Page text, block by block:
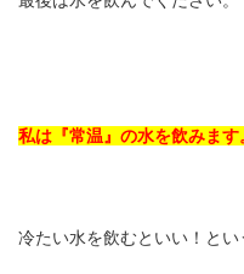
私は『常温』の水を飲みます
冷たい水を飲むといい！とい